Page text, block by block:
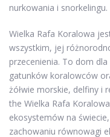
nurkowania i snorkelingu.
Wielka Rafa Koralowa
wszystkim, jej
przecenienia. To dom
gatunków koralowców
żółwie morskie, delfiny i
the Wielka Rafa
ekosystemów na
zachowaniu równowagi